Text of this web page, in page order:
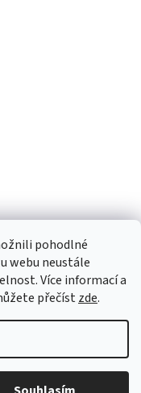
pohodlné
webu neustále
Více informací a
přečístzde.
vyhrazena.Upravit